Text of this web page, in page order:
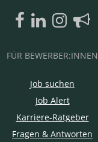
FÜR BEWERBER:INNEN
Job suchen
Job Alert
Karriere-Ratgeber
Fragen & Antworten